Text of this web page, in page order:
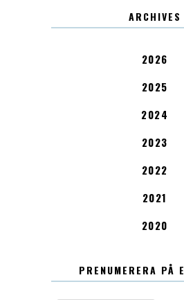
ARCHIVES
2026
2025
2024
2023
2022
2021
2020
PRENUMERERA PÅ